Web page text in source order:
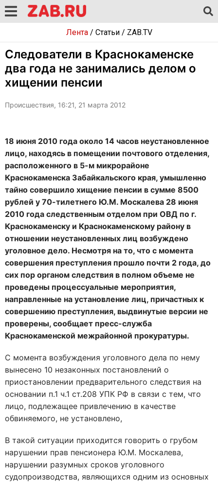
Лента/ Статьи/ ZAB.TV
Следователи в Краснокаменске
два года не занимались делом о
хищении пенсии
Происшествия, 16:21, 21 марта 2012
18 июня 2010 года около 14 часов неустановленное
лицо, находясь в помещении почтового отделения,
расположенного в 5-м микрорайоне
Краснокаменска Забайкальского края, умышленно
тайно совершило хищение пенсии в сумме 8500
рублей у 70-тилетнего Ю.М. Москалева 28 июня
2010 года следственным отделом при ОВД по г.
Краснокаменску и Краснокаменскому району в
отношении неустановленных лиц возбуждено
уголовное дело. Несмотря на то, что с момента
совершения преступления прошло почти 2 года, до
сих пор органом следствия в полном объеме не
проведены процессуальные мероприятия,
направленные на установление лиц, причастных к
совершению преступления, выдвинутые версии не
проверены, сообщает пресс-служба
Краснокаменской межрайонной прокуратуры.
С момента возбуждения уголовного дела по нему
вынесено 10 незаконных постановлений о
приостановлении предварительного следствия на
основании п.1 ч.1 ст.208 УПК РФ в связи с тем, что
лицо, подлежащее привлечению в качестве
обвиняемого, не установлено,
В такой ситуации приходится говорить о грубом
нарушении прав пенсионера Ю.М. Москалева,
нарушении разумных сроков уголовного
судопроизводства, являющихся одним из основных